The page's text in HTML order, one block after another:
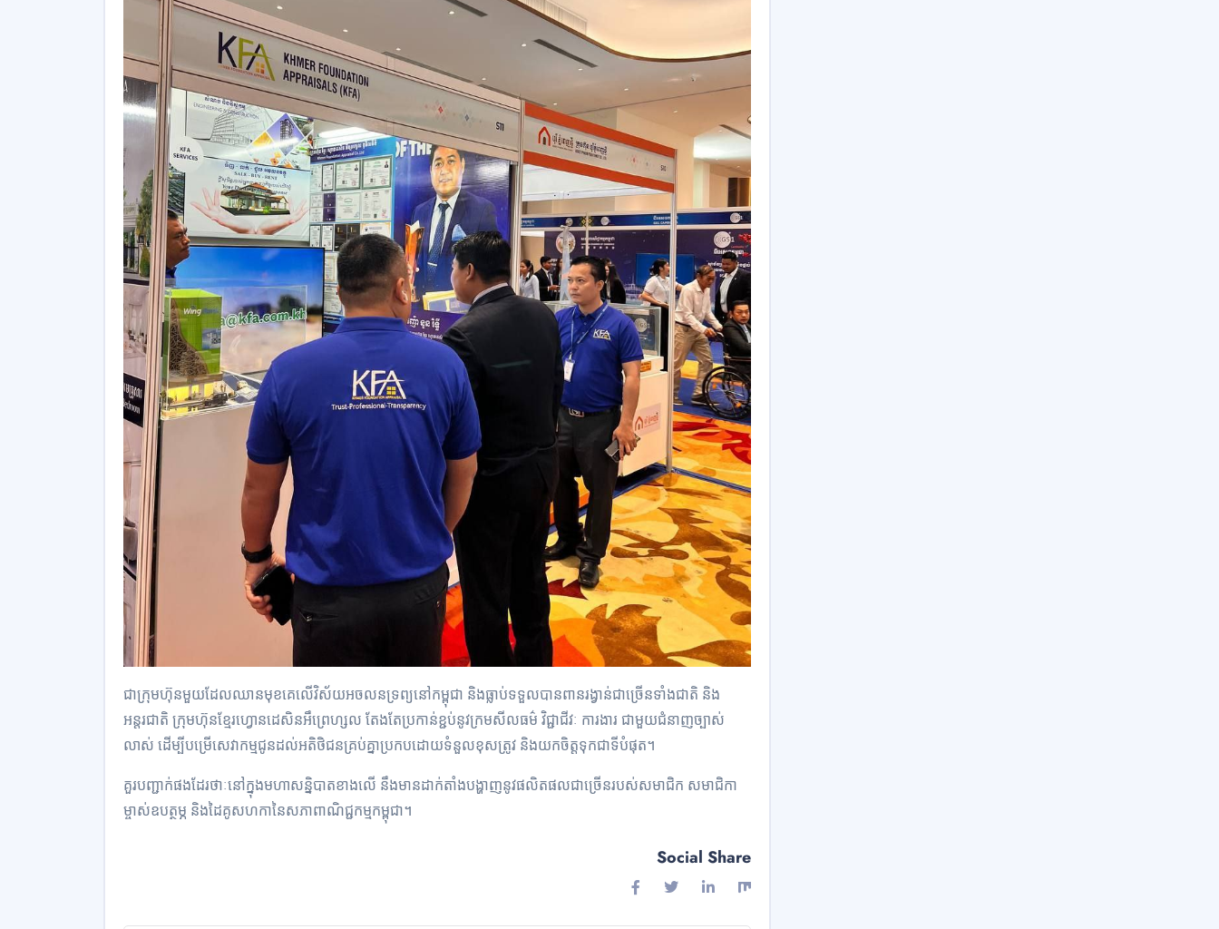
ជាក្រុមហ៊ុនមួយដែលឈានមុខគេលើវិស័យអចលនទ្រព្យនៅកម្ពុជា និងធ្លាប់ទទួលបានពានរង្វាន់ជាច្រើនទាំងជាតិ និង
អន្តរជាតិ ក្រុមហ៊ុនខ្មែរហ្វោនដេសិនអឹព្រេហ្សល តែងតែប្រកាន់ខ្ជប់នូវក្រមសីលធម៌ វិជ្ជាជីវៈ ការងារ ជាមួយជំនាញច្បាស់
លាស់ ដើម្បីបម្រើសេវាកម្មជូនដល់អតិថិជនគ្រប់គ្នាប្រកបដោយទំនួលខុសត្រូវ និងយកចិត្តទុកជាទីបំផុត។
គួរបញ្ជាក់ផងដែរថាៈ​នៅក្នុងមហាសន្និបាតខាងលើ នឹងមានដាក់តាំងបង្ហាញនូវផលិតផលជាច្រើនរបស់សមាជិក សមាជិកា
ម្ចាស់ឧបត្ថម្ភ និងដៃគូសហកានៃសភាពាណិជ្ជកម្មកម្ពុជា។
Social Share